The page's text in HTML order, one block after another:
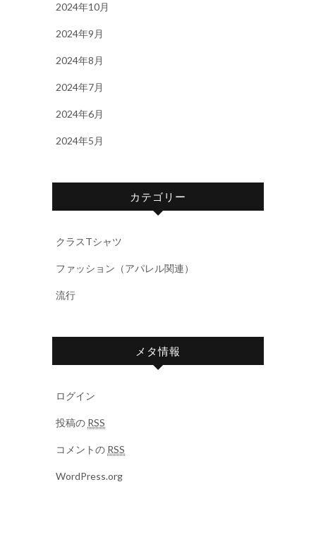
2024年10月
2024年9月
2024年8月
2024年7月
2024年6月
2024年5月
カテゴリー
クラスTシャツ
ファッション（アパレル関連）
流行
メタ情報
ログイン
投稿の RSS
コメントの RSS
WordPress.org